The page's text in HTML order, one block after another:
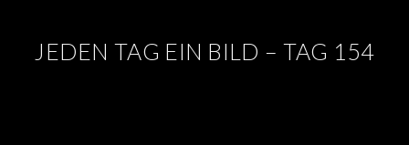
JEDEN TAG EIN BILD – TAG 154